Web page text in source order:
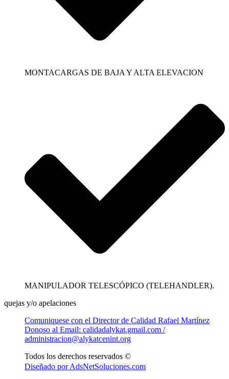
MONTACARGAS DE BAJA Y ALTA ELEVACION
MANIPULADOR TELESCÓPICO (TELEHANDLER).
quejas y/o apelaciones
Comuniquese con el Director de Calidad Rafael Martínez
Donoso al Email: calidadalykat.gmail.com /
administracion@alykatcenint.org
Todos los derechos reservados ©
Diseñado por AdsNetSoluciones.com